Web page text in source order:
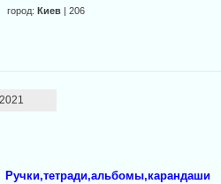
город:Киев | 206
Ручки,тетради,альбомы,карандаши